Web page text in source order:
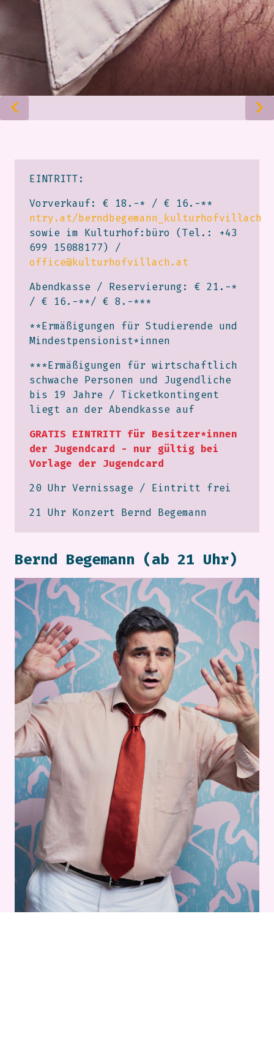
EINTRITT:
Vorverkauf: € 18.-* / € 16.-**
ntry.at/berndbegemann_kulturhofvillach
sowie im Kulturhof:büro (Tel.: +43
699 15088177) /
office@kulturhofvillach.at
Abendkasse / Reservierung: € 21.-*
/ € 16.-**/ € 8.-***
**Ermäßigungen für Studierende und
Mindestpensionist*innen
***Ermäßigungen für wirtschaftlich
schwache Personen und Jugendliche
bis 19 Jahre / Ticketkontingent
liegt an der Abendkasse auf
GRATIS EINTRITT für Besitzer*innen
der Jugendcard - nur gültig bei
Vorlage der Jugendcard
20 Uhr Vernissage / Eintritt frei
21 Uhr Konzert Bernd Begemann
Bernd Begemann (ab 21 Uhr)